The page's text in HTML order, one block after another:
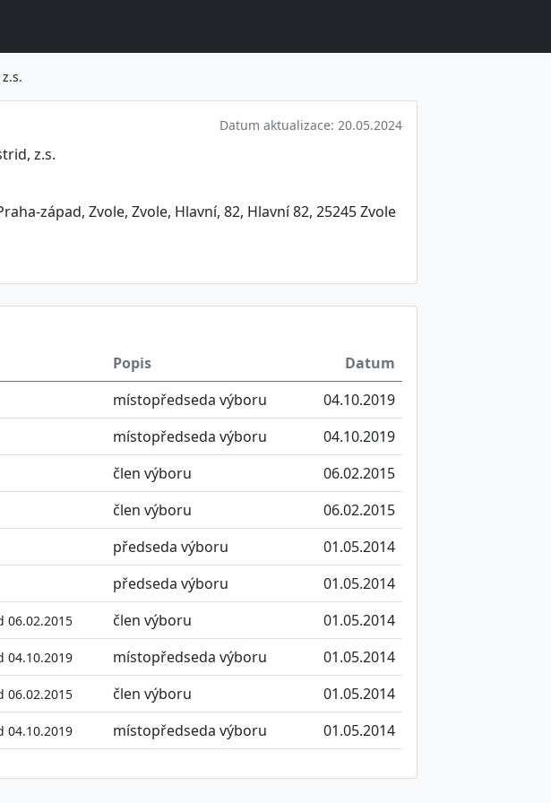
Datum aktualizace: 20.05.2024
z.s.
západ, Zvole, Zvole, Hlavní, 82, Hlavní 82, 25245 Zvole
Popis
Datum
místopředseda výboru
04.10.2019
místopředseda výboru
04.10.2019
člen výboru
06.02.2015
člen výboru
06.02.2015
předseda výboru
01.05.2014
předseda výboru
01.05.2014
06.02.2015 člen výboru
01.05.2014
04.10.2019 místopředseda výboru
01.05.2014
06.02.2015 člen výboru
01.05.2014
04.10.2019 místopředseda výboru 01.05.2014